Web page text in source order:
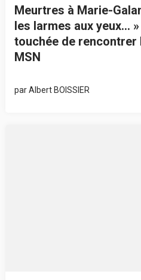
Meurtres à Marie-
les larmes aux yeux…
touchée de rencontrer
MSN
parAlbert BOISSIER